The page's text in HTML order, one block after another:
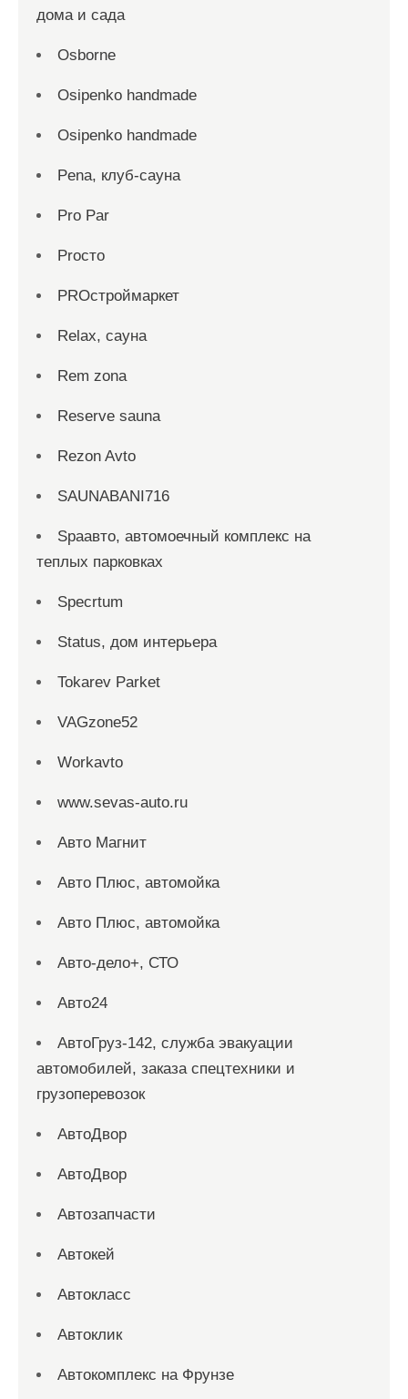
дома и сада
Osborne
Osipenko handmade
Osipenko handmade
Pena, клуб-сауна
Pro Par
Proсто
PROстроймаркет
Relax, сауна
Rem zona
Reserve sauna
Rezon Avto
SAUNABANI716
Spaавто, автомоечный комплекс на
теплых парковках
Specrtum
Status, дом интерьера
Tokarev Parket
VAGzone52
Workavto
www.sevas-auto.ru
Авто Магнит
Авто Плюс, автомойка
Авто Плюс, автомойка
Авто-дело+, СТО
Авто24
АвтоГруз-142, служба эвакуации
автомобилей, заказа спецтехники и
грузоперевозок
АвтоДвор
АвтоДвор
Автозапчасти
Автокей
Автокласс
Автоклик
Автокомплекс на Фрунзе